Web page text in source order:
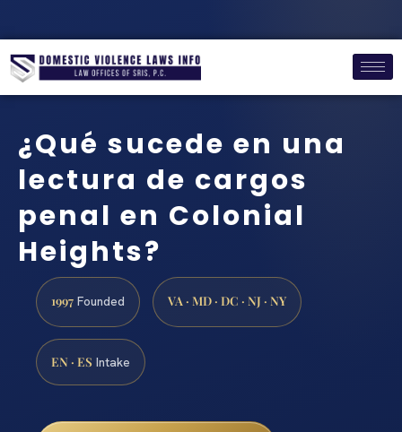
¿Qué sucede en una
lectura de cargos
penal en Colonial
Heights?
1997 Founded VA · MD · DC · NJ · NY
EN · ES Intake